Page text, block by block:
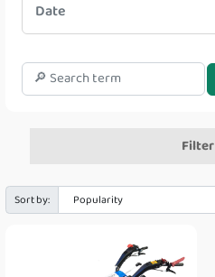
Filter
Sort by: